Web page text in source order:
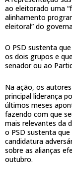
ao eleitorado uma
alinhamento
eleitoral” do
O PSD sustenta
os dois grupos e
senador ou ao
Na ação, os
principal liderança
últimos meses
fazendo com que
mais relevantes da
o PSD sustenta
candidatura
sobre as alianças
outubro.